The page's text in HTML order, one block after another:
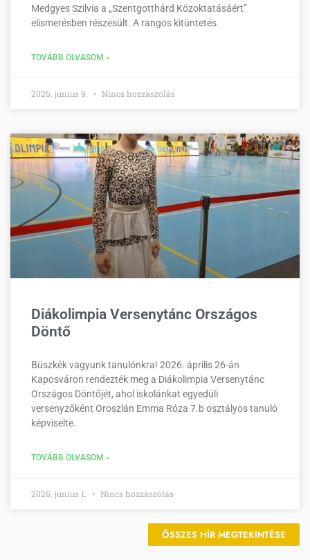
Medgyes Szilvia a „Szentgotthárd Közoktatásáért”
elismerésben részesült. A rangos kitüntetés
TOVÁBB OLVASOM »
2026. június 9. Nincs hozzászólás
Diákolimpia Versenytánc Országos
Döntő
Büszkék vagyunk tanulónkra! 2026. április 26-án
Kaposváron rendezték meg a Diákolimpia Versenytánc
Országos Döntőjét, ahol iskolánkat egyedüli
versenyzőként Oroszlán Emma Róza 7.b osztályos tanuló
képviselte.
TOVÁBB OLVASOM »
2026. június 1. Nincs hozzászólás
ÖSSZES HÍR MEGTEKINTÉSE